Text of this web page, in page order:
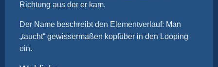
Richtung aus der er kam.
Der Name beschreibt den Elementverlauf: Man
„taucht“ gewissermaßen kopfüber in den Looping
ein.